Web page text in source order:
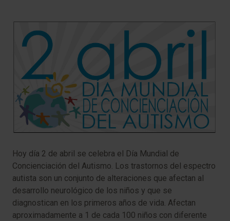
Hoy día 2 de abril se celebra el Día Mundial de
Concienciación del Autismo. Los trastornos del espectro
autista son un conjunto de alteraciones que afectan al
desarrollo neurológico de los niños y que se
diagnostican en los primeros años de vida. Afectan
aproximadamente a 1 de cada 100 niños con diferente